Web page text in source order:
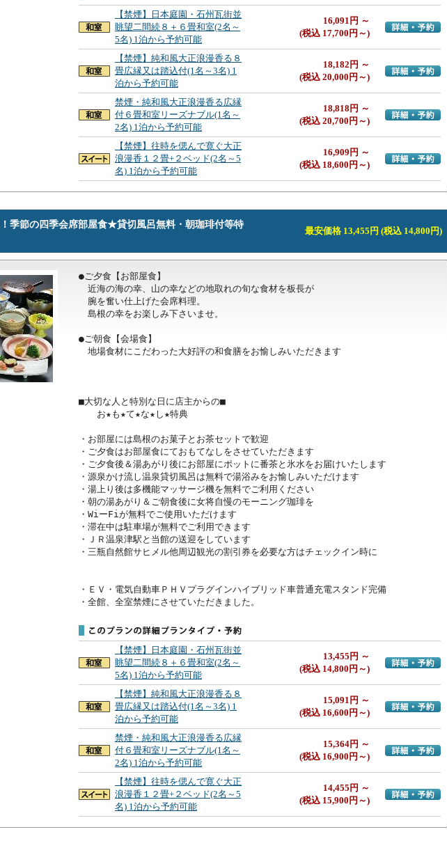
【禁煙】日本庭園・石州瓦街並
眺望二間続８＋６畳和室(2名～
5名) 1泊から予約可能
16,091円 ～
(税込 17,700円～)
詳細・予約へ
【禁煙】純和風大正浪漫香る８
畳広縁又は踏込付(1名～3名) 1
泊から予約可能
18,182円 ～
(税込 20,000円～)
詳細・予約へ
禁煙・純和風大正浪漫香る広縁
付６畳和室リーズナブル(1名～
2名) 1泊から予約可能
18,818円 ～
(税込 20,700円～)
詳細・予約へ
【禁煙】往時を偲んで寛ぐ大正
浪漫香１２畳+２ベッド(2名～5
名) 1泊から予約可能
16,909円 ～
(税込 18,600円～)
詳細・予約へ
！季節の四季会席部屋食★貸切風呂無料・朝珈琲付等特
最安価格 13,455円 (税込 14,800円)
●ご夕食【お部屋食】
近海の海の幸、山の幸などの地取れの旬な食材を板長が
腕を奮い仕上げた会席料理。
島根の幸をお楽しみ下さいませ。
●ご朝食【会場食】
地場食材にこだわった大好評の和食膳をお愉しみいただきます
■大切な人と特別な日に店主からの■
お★も★て★な★し★特典
・お部屋には島根のお菓子とお茶セットで歓迎
・ご夕食はお部屋食にておもてなしをさせていただきます
・ご夕食後＆湯あがり後にお部屋にポットに番茶と氷水をお届けいたします
・源泉かけ流し温泉貸切風呂は無料で湯浴みをお愉しみいただけます
・湯上り後は多機能マッサージ機を無料でご利用ください
・朝の湯あがり＆ご朝食後に女将自慢のモーニング珈琲を
・WiーFiが無料でご使用いただけます
・滞在中は駐車場が無料でご利用できます
・ＪＲ温泉津駅と当館の送迎をしています
・三瓶自然館サヒメル他周辺観光の割引券を必要な方はチェックイン時に
・ＥＶ・電気自動車ＰＨＶプラグインハイブリッド車普通充電スタンド完備
・全館、全室禁煙にさせていただきました。
【禁煙】日本庭園・石州瓦街並
眺望二間続８＋６畳和室(2名～
5名) 1泊から予約可能
13,455円 ～
(税込 14,800円～)
詳細・予約へ
【禁煙】純和風大正浪漫香る８
畳広縁又は踏込付(1名～3名) 1
泊から予約可能
15,091円 ～
(税込 16,600円～)
詳細・予約へ
禁煙・純和風大正浪漫香る広縁
付６畳和室リーズナブル(1名～
2名) 1泊から予約可能
15,364円 ～
(税込 16,900円～)
詳細・予約へ
【禁煙】往時を偲んで寛ぐ大正
浪漫香１２畳+２ベッド(2名～5
名) 1泊から予約可能
14,455円 ～
(税込 15,900円～)
詳細・予約へ